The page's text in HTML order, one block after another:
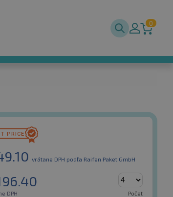
0
vrátane DPH podľa Raifen Paket GmbH
DPH Počet